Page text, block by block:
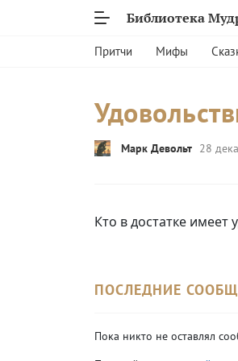
Библиотека
Притчи Мифы
Марк Девольт 28
Кто в достатке имеет
ПОСЛЕДНИЕ
Пока никто не оставлял